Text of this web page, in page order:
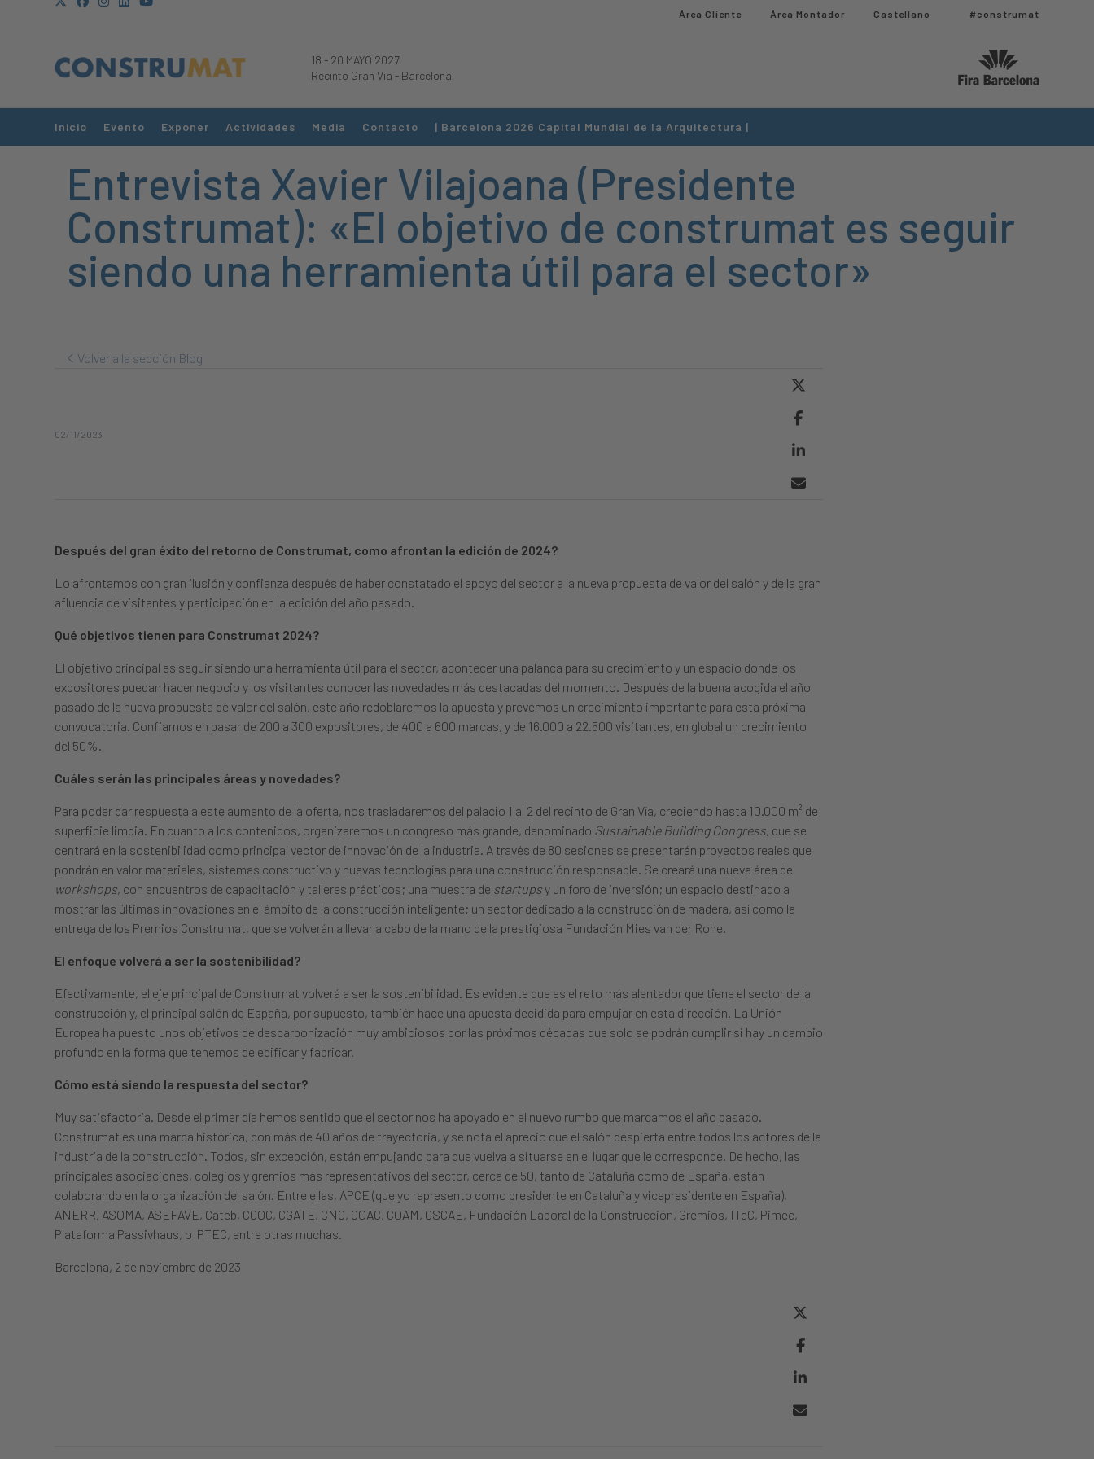
Área Cliente Área Montador Castellano #construmat
18 - 20 MAYO 2027
Recinto Gran Via - Barcelona
Inicio Evento Exponer Actividades Media Contacto | Barcelona 2026 Capital Mundial de la Arquitectura |
Entrevista Xavier Vilajoana (Presidente
Construmat): «El objetivo de construmat es seguir
siendo una herramienta útil para el sector»
Volver a la sección Blog
02/11/2023
Después del gran éxito del retorno de Construmat, como afrontan la edición de 2024?
Lo afrontamos con gran ilusión y confianza después de haber constatado el apoyo del sector a la nueva propuesta de valor del salón y de la gran
afluencia de visitantes y participación en la edición del año pasado.
Qué objetivos tienen para Construmat 2024?
El objetivo principal es seguir siendo una herramienta útil para el sector, acontecer una palanca para su crecimiento y un espacio donde los
expositores puedan hacer negocio y los visitantes conocer las novedades más destacadas del momento. Después de la buena acogida el año
pasado de la nueva propuesta de valor del salón, este año redoblaremos la apuesta y prevemos un crecimiento importante para esta próxima
convocatoria. Confiamos en pasar de 200 a 300 expositores, de 400 a 600 marcas, y de 16.000 a 22.500 visitantes, en global un crecimiento
del 50%.
Cuáles serán las principales áreas y novedades?
Para poder dar respuesta a este aumento de la oferta, nos trasladaremos del palacio 1 al 2 del recinto de Gran Vía, creciendo hasta 10.000 m² de
superficie limpia. En cuanto a los contenidos, organizaremos un congreso más grande, denominado Sustainable Building Congress, que se
centrará en la sostenibilidad como principal vector de innovación de la industria. A través de 80 sesiones se presentarán proyectos reales que
pondrán en valor materiales, sistemas constructivo y nuevas tecnologías para una construcción responsable. Se creará una nueva área de
workshops, con encuentros de capacitación y talleres prácticos; una muestra de startupsy un foro de inversión; un espacio destinado a
mostrar las últimas innovaciones en el ámbito de la construcción inteligente; un sector dedicado a la construcción de madera, así como la
entrega de los Premios Construmat, que se volverán a llevar a cabo de la mano de la prestigiosa Fundación Mies van der Rohe.
El enfoque volverá a ser la sostenibilidad?
Efectivamente, el eje principal de Construmat volverá a ser la sostenibilidad. Es evidente que es el reto más alentador que tiene el sector de la
construcción y, el principal salón de España, por supuesto, también hace una apuesta decidida para empujar en esta dirección. La Unión
Europea ha puesto unos objetivos de descarbonización muy ambiciosos por las próximos décadas que solo se podrán cumplir si hay un cambio
profundo en la forma que tenemos de edificar y fabricar.
Cómo está siendo la respuesta del sector?
Muy satisfactoria. Desde el primer día hemos sentido que el sector nos ha apoyado en el nuevo rumbo que marcamos el año pasado.
Construmat es una marca histórica, con más de 40 años de trayectoria, y se nota el aprecio que el salón despierta entre todos los actores de la
industria de la construcción. Todos, sin excepción, están empujando para que vuelva a situarse en el lugar que le corresponde. De hecho, las
principales asociaciones, colegios y gremios más representativos del sector, cerca de 50, tanto de Cataluña como de España, están
colaborando en la organización del salón. Entre ellas, APCE (que yo represento como presidente en Cataluña y vicepresidente en España),
ANERR, ASOMA, ASEFAVE, Cateb, CCOC, CGATE, CNC, COAC, COAM, CSCAE, Fundación Laboral de la Construcción, Gremios, ITeC, Pimec,
Plataforma Passivhaus, o PTEC, entre otras muchas.
Barcelona, 2 de noviembre de 2023